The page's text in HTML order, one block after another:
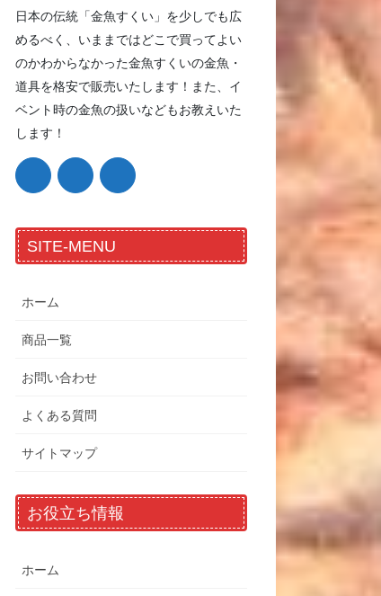
日本の伝統「金魚すくい」を少しでも広
めるべく、いままではどこで買ってよい
のかわからなかった金魚すくいの金魚・
道具を格安で販売いたします！また、イ
ベント時の金魚の扱いなどもお教えいた
します！
SITE-MENU
ホーム
商品一覧
お問い合わせ
よくある質問
サイトマップ
お役立ち情報
ホーム